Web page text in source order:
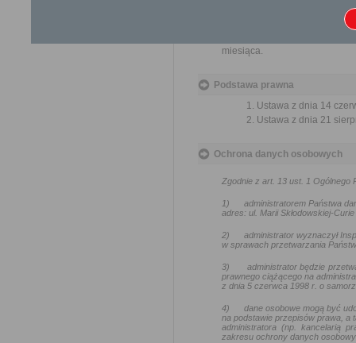
Przedmiotem wniosku
usprawnienie pracy i
miesiąca.
Podstawa prawna
Ustawa z dnia 14
Ustawa z dnia 21
Ochrona danych osobowych
Zgodnie z art. 13 ust. 1 Ogólnego
1) administratorem Państwa
adres: ul. Marii Skłodowskiej-
2) administrator wyznaczył
w sprawach przetwarzania
3) administrator będzie
prawnego ciążącego na
z dnia 5 czerwca 1998 r. o
4) dane osobowe mogą być
na podstawie przepisów prawa, a
administratora (np. kancelarią
zakresu ochrony danych